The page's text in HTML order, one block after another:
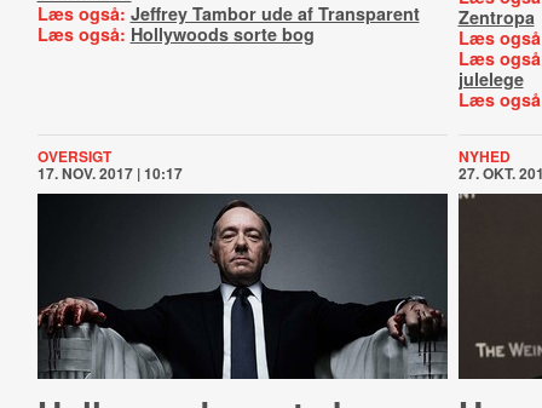
Læs også: Jeffrey Tambor ude af Transparent
Læs også: Hollywoods sorte bog
Zentropa
Læs
Læs
julelege
Læs
OVERSIGT
17. NOV. 2017 | 10:17
NYHED
27. OKT.